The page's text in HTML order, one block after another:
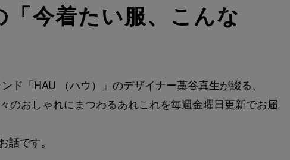
今着たい服、こんな
ド「HAU （ハウ）」のデザイナー藁谷真生が綴る、
のおしゃれにまつわるあれこれを毎週金曜日更新でお届
です。